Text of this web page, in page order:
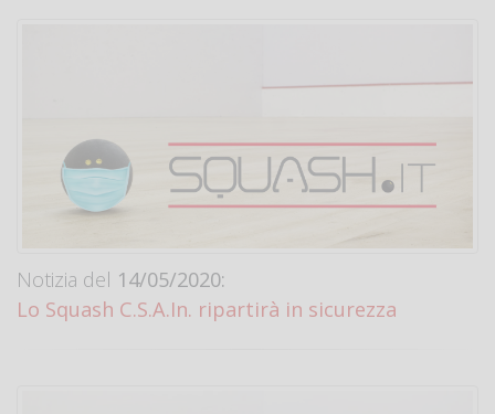
Notizia del 14/05/2020:
Lo Squash C.S.A.In. ripartirà in sicurezza